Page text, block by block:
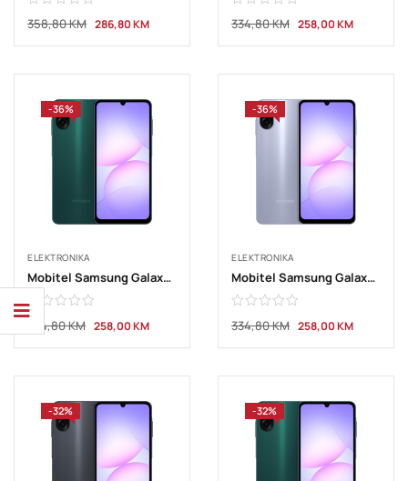
358,80KM 286,80KM 334,80KM 258,00KM
-36%
ELEKTRONIKA
Mobitel Samsung Galaxy A07 4GB 64GB Green
334,80KM 258,00KM
-36%
ELEKTRONIKA
Mobitel Samsung Galaxy A07 4GB 64GB Light Violet
334,80KM 258,00KM
-32% -32%